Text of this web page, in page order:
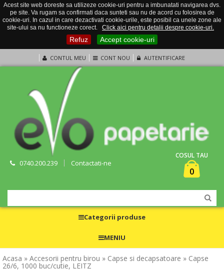
Acest site web doreste sa utilizeze cookie-uri pentru a imbunatati navigarea dvs.
pe site. Va rugam sa confirmati daca sunteti sau nu de acord cu folosirea de
cookie-uri. In cazul in care dezactivati cookie-urile, este posibil ca unele zone ale
site-ului sa nu functioneze corect.
Click aici pentru detalii despre cookie-uri.
Refuz Accept cookie-uri
CONTUL MEU CONT NOU AUTENTIFICARE
0740.200.239 Contactati-ne
COSUL TAU
0
Categorii produse
MENIU
Acasa » Accesorii pentru birou » Capse si decapsatoare » Capse
26/6, 1000 buc/cutie, LEITZ